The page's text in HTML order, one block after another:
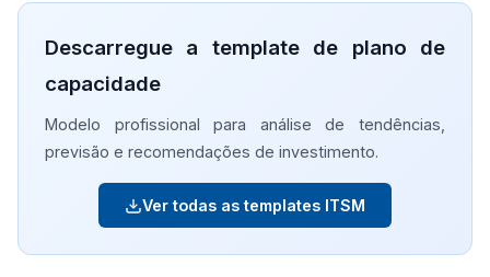
Descarregue a template de plano de
capacidade
Modelo profissional para análise de tendências,
previsão e recomendações de investimento.
Ver todas as templates ITSM